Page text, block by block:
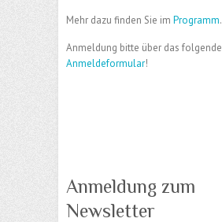
Mehr dazu finden Sie im Programm.
Anmeldung bitte über das folgende
Anmeldeformular!
Anmeldung zum
Newsletter